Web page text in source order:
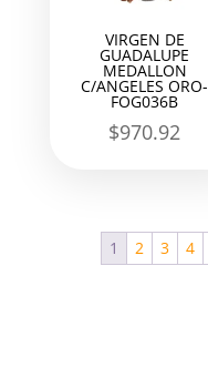
VIRGEN DE
GUADALUPE
MEDALLON
C/ANGELES ORO-
FOG036B
$970.92
1 2 3 4